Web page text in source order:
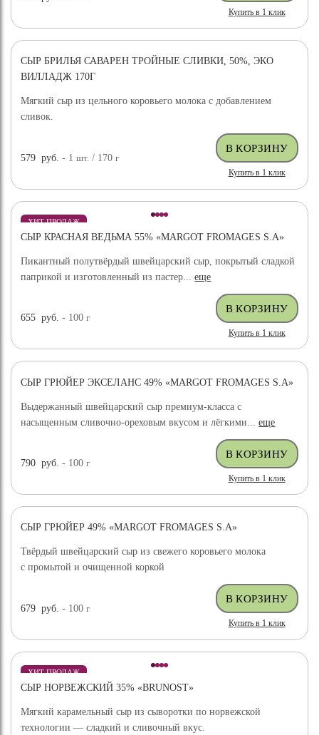
Купить в 1 клик
СЫР БРИЛЬЯ САВАРЕН ТРОЙНЫЕ СЛИВКИ, 50%, ЭКО
ВИЛЛАДЖ 170Г
Мягкий сыр из цельного коровьего молока с добавлением
сливок.
579 руб. - 1шт. / 170г
Купить в 1 клик
ХИТ ПРОДАЖ
СЫР КРАСНАЯ ВЕДЬМА 55% «MARGOT FROMAGES S.A»
Пикантный полутвёрдый швейцарский сыр, покрытый сладкой
паприкой и изготовленный из пастер...еще
655 руб. - 100г
Купить в 1 клик
ХИТ ПРОДАЖ
СЫР ГРЮЙЕР ЭКСЕЛАНС 49% «MARGOT FROMAGES S.A»
Выдержанный швейцарский сыр премиум-класса с
насыщенным сливочно-ореховым вкусом и лёгкими...еще
790 руб. - 100г
Купить в 1 клик
ХИТ ПРОДАЖ
СЫР ГРЮЙЕР 49% «MARGOT FROMAGES S.A»
Твёрдый швейцарский сыр из свежего коровьего молока
с промытой и очищенной коркой
679 руб. - 100г
Купить в 1 клик
ХИТ ПРОДАЖ
СЫР НОРВЕЖСКИЙ 35% «BRUNOST»
Мягкий карамельный сыр из сыворотки по норвежской
технологии — сладкий и сливочный вкус.